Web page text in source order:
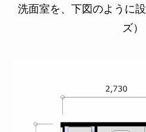
洗面室を、下図のように
ズ）